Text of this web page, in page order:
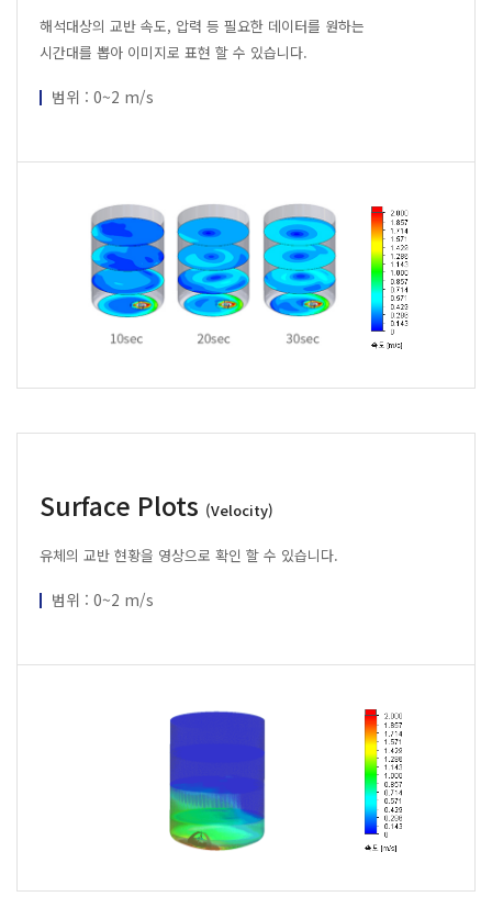
해석대상의 교반 속도, 압력 등 필요한 데이터를 원하는
시간대를 뽑아 이미지로 표현 할 수 있습니다.
범위 : 0~2 m/s
Surface Plots (Velocity)
유체의 교반 현황을 영상으로 확인 할 수 있습니다.
범위 : 0~2 m/s